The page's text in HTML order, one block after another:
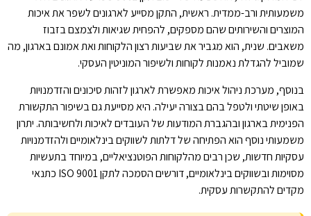
משמעותית ורב-ממדית. ראשית, התקן מסייע לארגונים לשפר את איכות
המוצרים והשירותים שהם מספקים, להפחית שגיאות ולצמצם בזבוז
משאבים. שנית, הוא מגביר את שביעות רצון הלקוחות ואת אמונם בארגון, מה
שמוביל להגדלת נאמנות לקוחות ולשיפור המוניטין העסקי.
בנוסף, מערכת ניהול איכות מאפשרת לארגון לזהות סיכונים והזדמנויות
באופן שיטתי ולטפל בהם בצורה יעילה. היא מסייעת גם בשיפור התקשורת
הפנימית בארגון ובהגברת המודעות של העובדים לאיכות ולחשיבותה. יתרון
משמעותי נוסף הוא הפתיחה של דלתות לשווקים בינלאומיים ולהזדמנויות
עסקיות חדשות, שכן רבים מהלקוחות הפוטנציאליים, במיוחד בתעשיות
מסוימות ובשווקים בינלאומיים, דורשים הסמכה לתקן ISO 9001 כתנאי
מקדים להתקשרות עסקית.